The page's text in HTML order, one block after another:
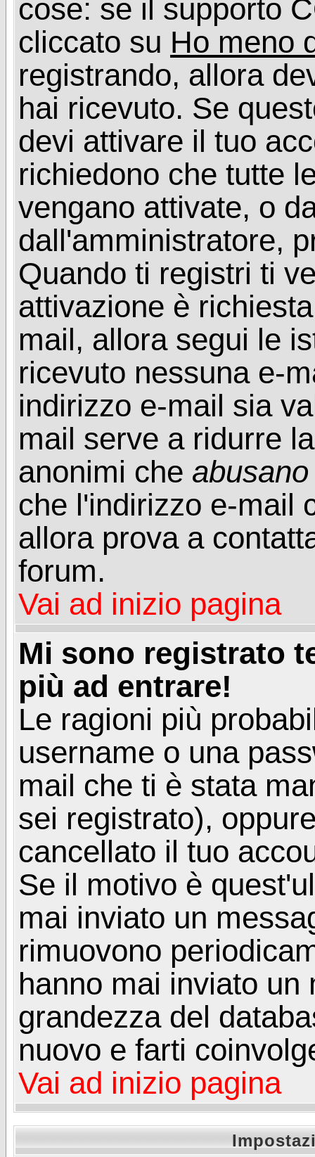
cose: se il supporto
cliccato su Ho meno
registrando, allora
hai ricevuto. Se
devi attivare il tuo
richiedono che tutte
vengano attivate, o
dall'amministratore,
Quando ti registri ti
attivazione è
mail, allora segui le
ricevuto nessuna e-
indirizzo e-mail sia
mail serve a ridurre
anonimi che abusano
che l'indirizzo e-mail
allora prova a
forum.
Vai ad inizio pagina
Mi sono registrato
più ad entrare!
Le ragioni più
username o una
mail che ti è stata
sei registrato),
cancellato il tuo
Se il motivo è
mai inviato un
rimuovono
hanno mai inviato
grandezza del
nuovo e farti
Vai ad inizio pagina